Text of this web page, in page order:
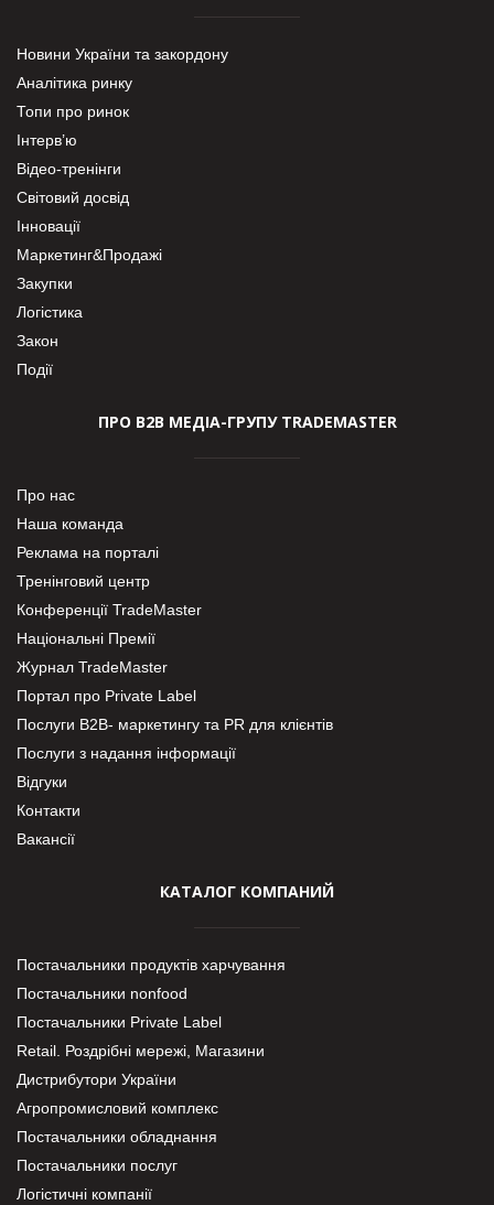
Новини України та закордону
Аналітика ринку
Топи про ринок
Інтерв’ю
Відео-тренінги
Світовий досвід
Інновації
Маркетинг&Продажі
Закупки
Логістика
Закон
Події
ПРО В2В МЕДІА-ГРУПУ TRADEMASTER
Про нас
Наша команда
Реклама на порталі
Тренінговий центр
Конференції TradeMaster
Національні Премії
Журнал TradeMaster
Портал про Private Label
Послуги В2В- маркетингу та PR для клієнтів
Послуги з надання інформації
Відгуки
Контакти
Вакансії
КАТАЛОГ КОМПАНИЙ
Постачальники продуктів харчування
Постачальники nonfood
Постачальники Private Label
Retail. Роздрібні мережі, Магазини
Дистрибутори України
Агропромисловий комплекс
Постачальники обладнання
Постачальники послуг
Логістичні компанії